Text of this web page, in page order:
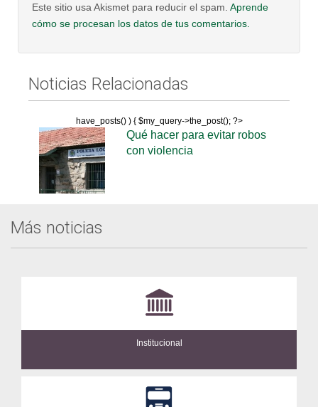
Este sitio usa Akismet para reducir el spam. Aprende
cómo se procesan los datos de tus comentarios.
Noticias Relacionadas
have_posts() ) { $my_query->the_post(); ?>
Qué hacer para evitar robos
con violencia
Más noticias
Institucional